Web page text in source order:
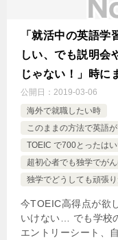
「就活中の英語
しい、でも説明会
じゃない！」時に
公開日： 2019-03-06
海外で就職したい時
このままの方法で英語
TOEIC で700とったは
超初心者でも独学でが
独学でどうしても頑張
今TOEIC高得点が欲
いけない… でも学校
エントリーシート、